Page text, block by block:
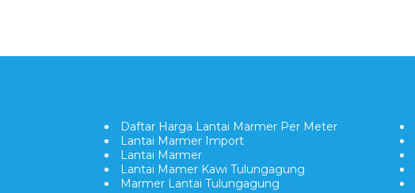
Daftar Harga Lantai Marmer Per Meter
Lantai Marmer Import
Lantai Marmer
Lantai Mamer Kawi Tulungagung
Marmer Lantai Tulungagung